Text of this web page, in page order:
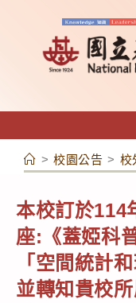
容
> 校園公告 > 校
本校訂於114
座:《蓋婭科
「空間統計
並轉知貴校